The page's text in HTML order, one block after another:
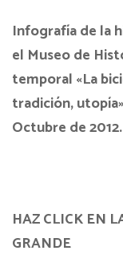
Infografía de la
el Museo de
temporal «La
tradición,
Octubre de 2012.
HAZ CLICK EN
GRANDE